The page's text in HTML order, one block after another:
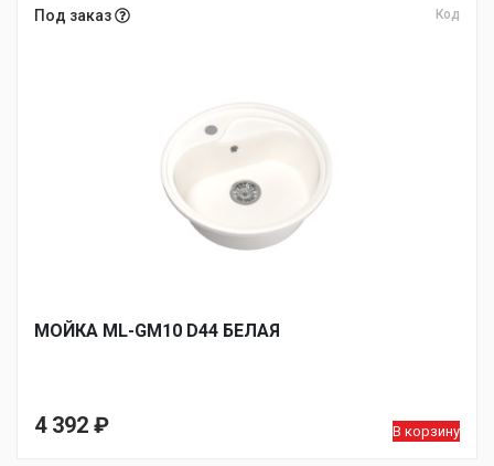
Под заказ Код
МОЙКA ML-GM10 D44 БЕЛАЯ
4 392 ₽ В корзину